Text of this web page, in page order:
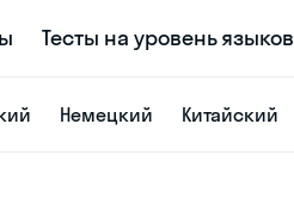
Тесты на уровень языков
Немецкий Китайский